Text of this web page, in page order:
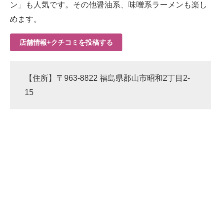
ン」も人気です。その他醤油系、味噌系ラーメンも楽し
めます。
店舗情報+クチコミを投稿する
【住所】〒963-8822 福島県郡山市昭和2丁目2-
15